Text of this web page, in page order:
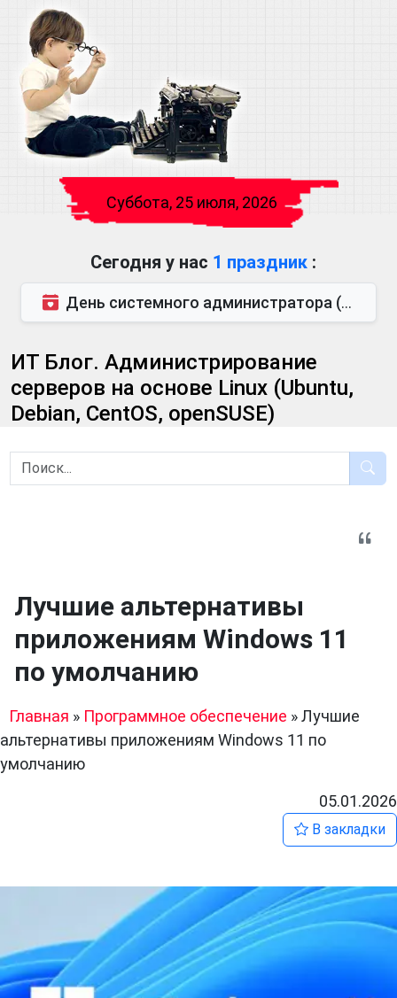
Суббота, 25 июля, 2026
Сегодня у нас 1 праздник :
День системного администратора (также известен как День сисадмина) — праздник, который отмечается...
ИТ Блог. Администрирование
серверов на основе Linux (Ubuntu,
Debian, CentOS, openSUSE)
Лучшие альтернативы
приложениям Windows 11
по умолчанию
Главная » Программное обеспечение »Лучшие
альтернативы приложениям Windows 11 по
умолчанию
05.01.2026
В закладки